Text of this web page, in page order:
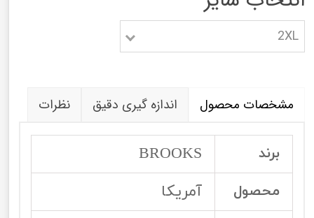
2XL
مشخصات محصول اندازه گیری دقیق نظرات
برند BROOKS
محصول آمریکا